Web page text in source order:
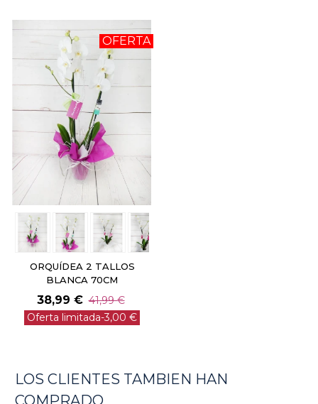
OFERTA
ORQUÍDEA 2 TALLOS
BLANCA 70CM
38,99 € 41,99 €
Oferta limitada-3,00 €
LOS CLIENTES TAMBIEN HAN
COMPRADO